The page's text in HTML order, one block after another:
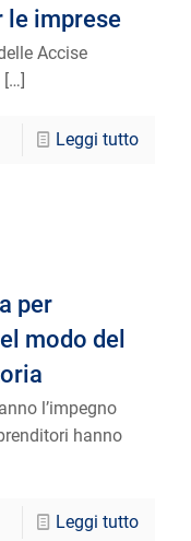
le imprese
Accise
[…]
Leggi tutto
per
modo del
l’impegno
hanno
Leggi tutto